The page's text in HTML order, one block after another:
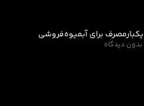
برای آبمیوه‌فروشی
بدون دیدگاه